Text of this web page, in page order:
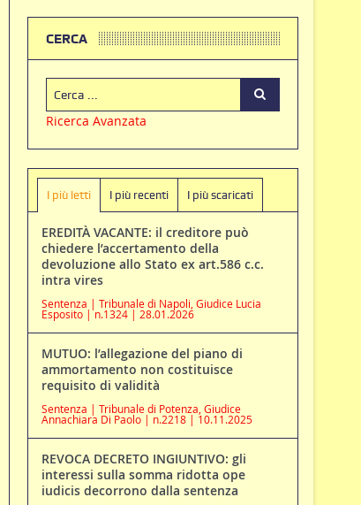
CERCA
Ricerca Avanzata
I più letti I più recenti I più scaricati
EREDITÀ VACANTE: il creditore può
chiedere l’accertamento della
devoluzione allo Stato ex art.586 c.c.
intra vires
Sentenza | Tribunale di Napoli, Giudice Lucia
Esposito | n.1324 | 28.01.2026
MUTUO: l’allegazione del piano di
ammortamento non costituisce
requisito di validità
Sentenza | Tribunale di Potenza, Giudice
Annachiara Di Paolo | n.2218 | 10.11.2025
REVOCA DECRETO INGIUNTIVO: gli
interessi sulla somma ridotta ope
iudicis decorrono dalla sentenza